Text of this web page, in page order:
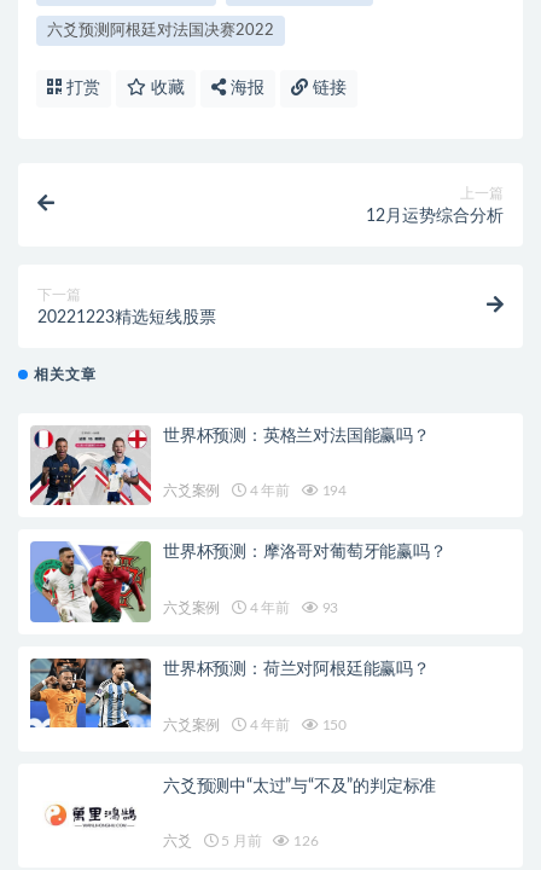
六爻预测阿根廷对法国决赛2022
打赏 收藏 海报 链接
上一篇
12月运势综合分析
下一篇
20221223精选短线股票
相关文章
世界杯预测：英格兰对法国能赢吗？
六爻案例 4 年前 194
世界杯预测：摩洛哥对葡萄牙能赢吗？
六爻案例 4 年前 93
世界杯预测：荷兰对阿根廷能赢吗？
六爻案例 4 年前 150
六爻预测中“太过”与“不及”的判定标准
六爻 5 月前 126